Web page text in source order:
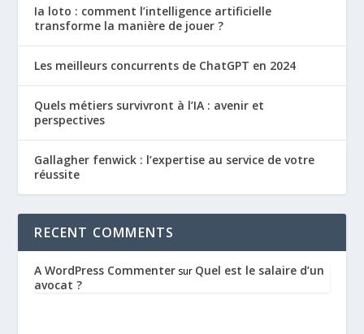
Ia loto : comment l’intelligence artificielle
transforme la manière de jouer ?
Les meilleurs concurrents de ChatGPT en 2024
Quels métiers survivront à l’IA : avenir et
perspectives
Gallagher fenwick : l’expertise au service de votre
réussite
RECENT COMMENTS
A WordPress Commenter sur Quel est le salaire d’un
avocat ?